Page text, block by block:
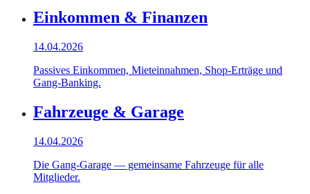
Einkommen & Finanzen
14.04.2026
Passives Einkommen, Mieteinnahmen, Shop-Erträge und
Gang-Banking.
Fahrzeuge & Garage
14.04.2026
Die Gang-Garage — gemeinsame Fahrzeuge für alle
Mitglieder.